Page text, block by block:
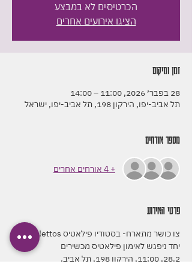
הכרטיסים לא במבצע
הציגו אירועים אחרים
זמן ומיקום
28 בפבר׳ 2026, 11:00 – 14:00
תל אביב-יפו, הירקון 198, תל אביב-יפו, ישראל
מספר אורחים
+ 4 אורחים אחרים
פרטי האירוע
צו כושר מתארח- בסטודיו פילאטיס ettos!
יחד ניפגש לאימון פילאטיס מכשירים
28.2, 11:00, הירקון 198, תל אביב.